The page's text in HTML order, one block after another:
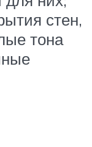
стен,
тона